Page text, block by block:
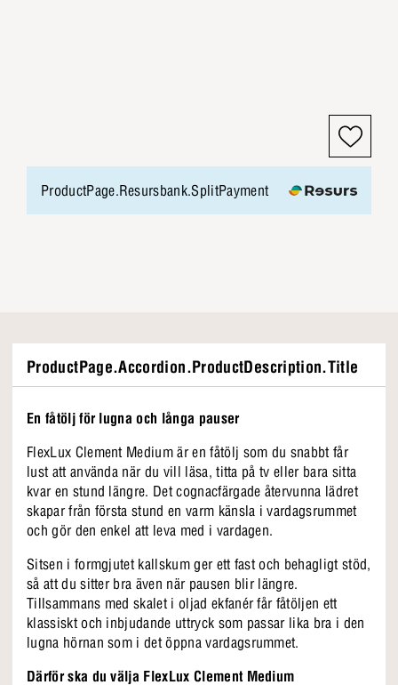
ProductPage.Resursbank.SplitPayment
ProductPage.Accordion.ProductDescription.Title
En fåtölj för lugna och långa pauser
FlexLux Clement Medium är en fåtölj som du snabbt får
lust att använda när du vill läsa, titta på tv eller bara sitta
kvar en stund längre. Det cognacfärgade återvunna lädret
skapar från första stund en varm känsla i vardagsrummet
och gör den enkel att leva med i vardagen.
Sitsen i formgjutet kallskum ger ett fast och behagligt stöd,
så att du sitter bra även när pausen blir längre.
Tillsammans med skalet i oljad ekfanér får fåtöljen ett
klassiskt och inbjudande uttryck som passar lika bra i den
lugna hörnan som i det öppna vardagsrummet.
Därför ska du välja FlexLux Clement Medium